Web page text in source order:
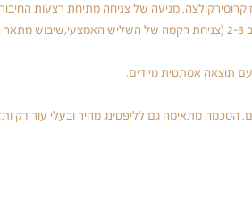
מניעה של צניחה מתיחת רצעות
עוד 4 סוגי לישה ואזורי לישה חדשים לטיפול בהזדקנות שלב 2-3 (צניחת
תוצאה אסתטית מיידים.
מתאימה גם לליפטינג מהיר ובעלי עור דק